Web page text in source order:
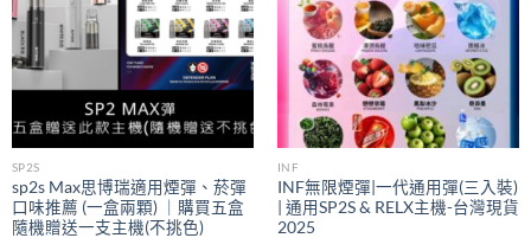
SP2S
sp2s Max思博瑞適用煙彈、菸彈
口味推薦 (一盒兩顆) ｜購買五盒
隨機贈送一支主機(不挑色)
INF
INF無限煙彈|一代通用彈(三入裝)
| 通用SP2S & RELX主機-台灣現貨
2025